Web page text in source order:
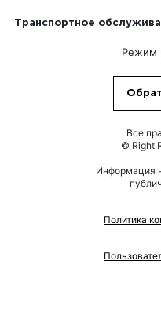
Транспортное
Режим
Все
© Right
Информация
Политика